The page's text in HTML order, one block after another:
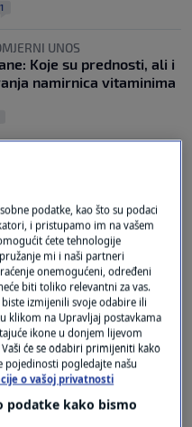
1
UNOS
Koje su prednosti, ali i
namirnica vitaminima
svi o njima pričaju i
uloga u tijelu?
podatke, kao što su podaci
i pristupamo im na vašem
ćete tehnologije
mi i naši partneri
onemogućeni, određeni
biti toliko relevantni za vas.
izmijenili svoje odabire ili
klikom na Upravljaj postavkama
ikone u donjem lijevom
će se odabiri primijeniti kako
pojedinosti pogledajte našu
o vašoj privatnosti
podatke kako bismo